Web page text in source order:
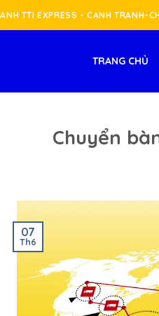
TTI EXPRESS - CẠNH TRANH-
TRANG CHỦ
Chuyển
07
Th6